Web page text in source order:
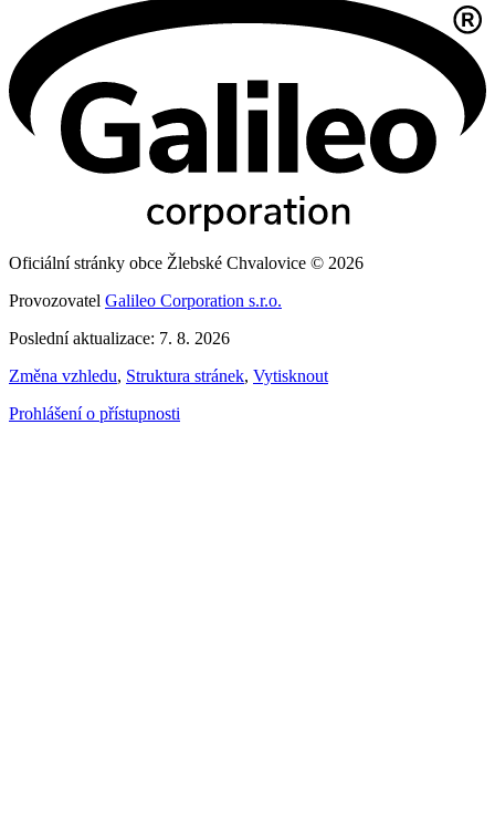
Oficiální stránky obce Žlebské Chvalovice © 2026
Provozovatel Galileo Corporation s.r.o.
Poslední aktualizace: 7. 8. 2026
Změna vzhledu, Struktura stránek, Vytisknout
Prohlášení o přístupnosti